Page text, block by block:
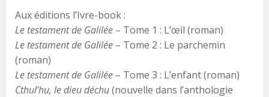
Aux éditions l’Ivre-book :
Le testament de Galilée – Tome 1 : L’œil (roman)
Le testament de Galilée – Tome 2 : Le parchemin
(roman)
Le testament de Galilée – Tome 3 : L’enfant (roman)
Cthul’hu, le dieu déchu(nouvelle dans l’anthologie